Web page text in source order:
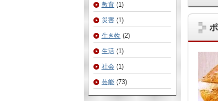
教育(1)
災害(1)
生き物 (2)
生活(1)
社会 (1)
芸能(73)